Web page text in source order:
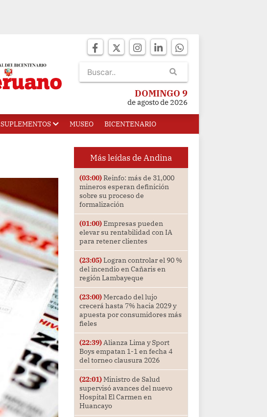
DOMINGO 9
de agosto de 2026
SUPLEMENTOS MUSEO BICENTENARIO
Más leídas de Andina
(03:00)Reinfo: más de 31,000
mineros esperan definición
sobre su proceso de
formalización
(01:00)Empresas pueden
elevar su rentabilidad con IA
para retener clientes
(23:05)Logran controlar el 90 %
del incendio en Cañaris en
región Lambayeque
(23:00)Mercado del lujo
crecerá hasta 7% hacia 2029 y
apuesta por consumidores más
fieles
(22:39)Alianza Lima y Sport
Boys empatan 1-1 en fecha 4
del torneo clausura 2026
(22:01)Ministro de Salud
supervisó avances del nuevo
Hospital El Carmen en
Huancayo